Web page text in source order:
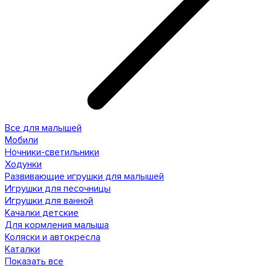
Все для малышей
Мобили
Ночники-светильники
Ходунки
Развивающие игрушки для малышей
Игрушки для песочницы
Игрушки для ванной
Качалки детские
Для кормления малыша
Коляски и автокресла
Каталки
Показать все